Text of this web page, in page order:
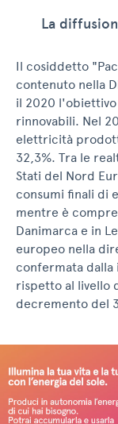
La
Il cosiddetto
contenuto nella
il 2020
rinnovabili. Nel
elettricità
32,3%. Tra le
Stati del Nord
consumi finali di
mentre è
Danimarca e in
europeo nella
confermata dalla
rispetto al livello
decremento del